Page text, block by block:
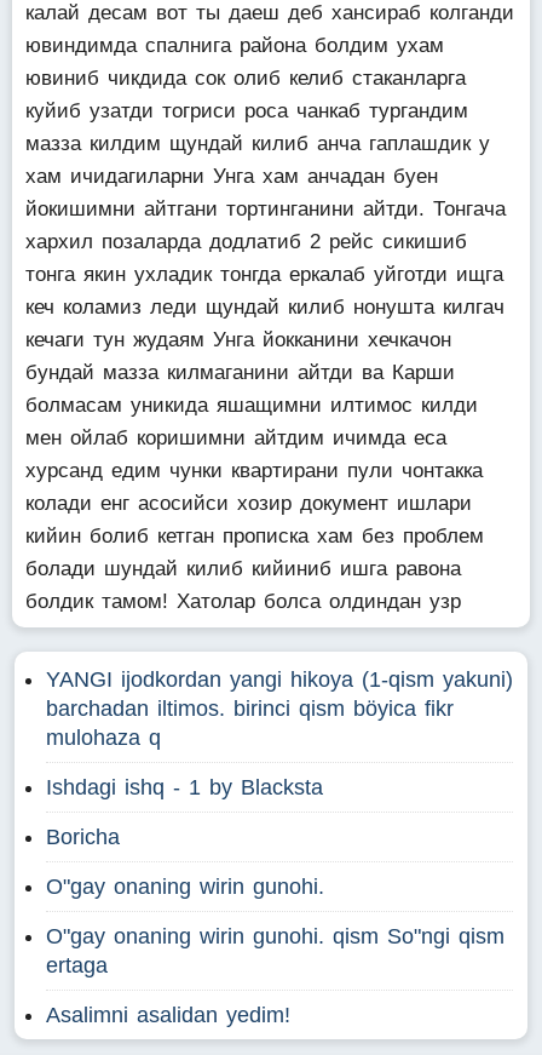
калай десам вот ты даеш деб хансираб колганди
ювиндимда спалнига района болдим ухам
ювиниб чикдида сок олиб келиб стаканларга
куйиб узатди тогриси роса чанкаб тургандим
мазза килдим щундай килиб анча гаплашдик у
хам ичидагиларни Унга хам анчадан буен
йокишимни айтгани тортинганини айтди. Тонгача
хархил позаларда додлатиб 2 рейс сикишиб
тонга якин ухладик тонгда еркалаб уйготди ищга
кеч коламиз леди щундай килиб нонушта килгач
кечаги тун жудаям Унга йокканини хечкачон
бундай мазза килмаганини айтди ва Карши
болмасам уникида яшащимни илтимос килди
мен ойлаб коришимни айтдим ичимда еса
хурсанд едим чунки квартирани пули чонтакка
колади енг асосийси хозир документ ишлари
кийин болиб кетган прописка хам без проблем
болади шундай килиб кийиниб ишга равона
болдик тамом! Хатолар болса олдиндан узр
YANGI ijodkordan yangi hikoya (1-qism yakuni)
barchadan iltimos. birinci qism böyica fikr
mulohaza q
Ishdagi ishq - 1 by Blacksta
Boricha
O"gay onaning wirin gunohi.
O"gay onaning wirin gunohi. qism So"ngi qism
ertaga
Asalimni asalidan yedim!